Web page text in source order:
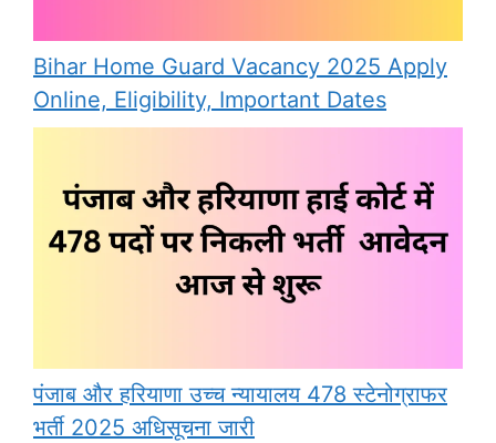
Bihar Home Guard Vacancy 2025 Apply
Online, Eligibility, Important Dates
पंजाब और हरियाणा उच्च न्यायालय 478 स्टेनोग्राफर
भर्ती 2025 अधिसूचना जारी